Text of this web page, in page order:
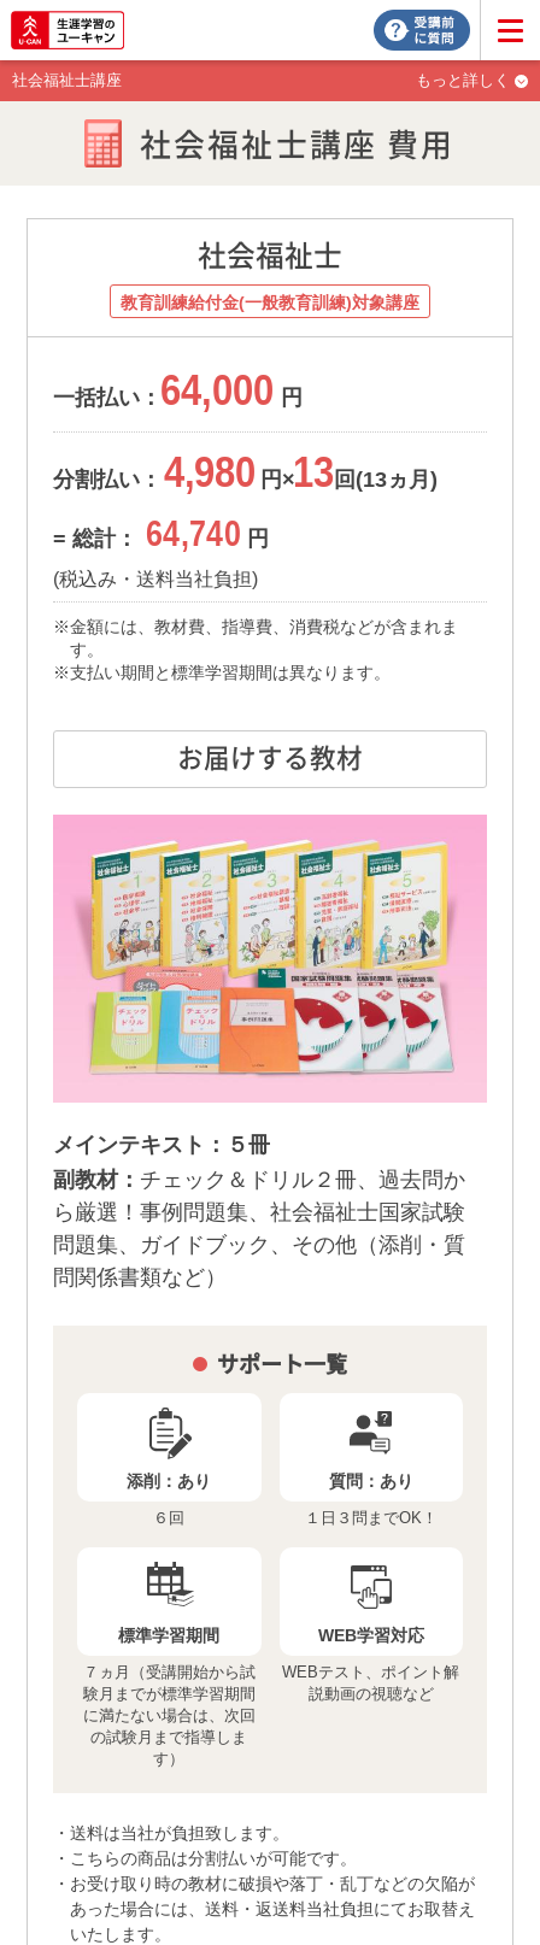
社会福祉士講座 もっと詳しく
社会福祉士講座 費用
社会福祉士
教育訓練給付金(一般教育訓練)対象講座
一括払い：64,000 円
分割払い： 4,980 円×13 回(13ヵ月)
= 総計： 64,740 円
(税込み・送料当社負担)
金額には、教材費、指導費、消費税などが含まれま
す。
支払い期間と標準学習期間は異なります。
お届けする教材
メインテキスト：５冊
副教材： チェック＆ドリル２冊、過去問か
ら厳選！事例問題集、社会福祉士国家試験
問題集、ガイドブック、その他（添削・質
問関係書類など）
サポート一覧
添削： あり
６回
質問： あり
１日３問までOK！
標準学習期間
７ヵ月（受講開始から試
験月までが標準学習期間
に満たない場合は、次回
の試験月まで指導しま
す）
WEB学習対応
WEBテスト、ポイント解
説動画の視聴など
送料は当社が負担致します。
こちらの商品は分割払いが可能です。
お受け取り時の教材に破損や落丁・乱丁などの欠陥が
あった場合には、送料・返送料当社負担にてお取替え
いたします。